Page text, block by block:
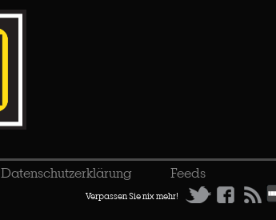
Datenschutzerklärung Feeds
Verpassen Sie nix mehr!